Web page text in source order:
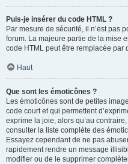
Puis-je insérer du code HTML ?
Par mesure de sécurité, il n’est pas
forum. La majeure partie de la mise
code HTML peut être remplacée par
Haut
Que sont les émoticônes ?
Les émoticônes sont de petites
code court et qui permettent
exprime la joie, alors qu’au
consulter la liste complète des
Essayez cependant de ne pas
rapidement rendre un message
modifier ou de le supprimer